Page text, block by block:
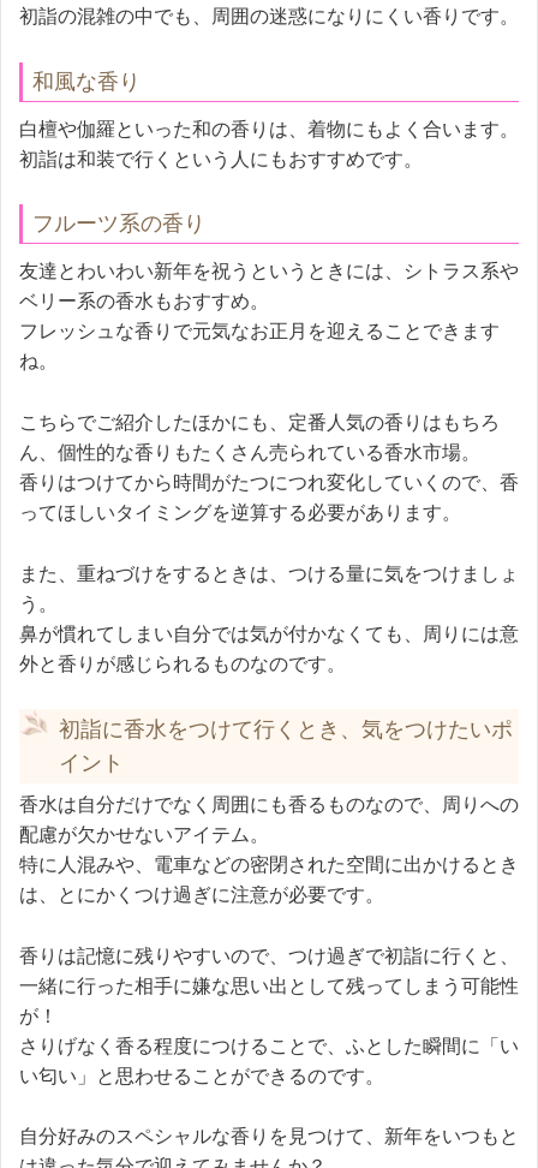
初詣の混雑の中でも、周囲の迷惑になりにくい香りです。
和風な香り
白檀や伽羅といった和の香りは、着物にもよく合います。
初詣は和装で行くという人にもおすすめです。
フルーツ系の香り
友達とわいわい新年を祝うというときには、シトラス系や
ベリー系の香水もおすすめ。
フレッシュな香りで元気なお正月を迎えることできます
ね。
こちらでご紹介したほかにも、定番人気の香りはもちろ
ん、個性的な香りもたくさん売られている香水市場。
香りはつけてから時間がたつにつれ変化していくので、香
ってほしいタイミングを逆算する必要があります。
また、重ねづけをするときは、つける量に気をつけましょ
う。
鼻が慣れてしまい自分では気が付かなくても、周りには意
外と香りが感じられるものなのです。
初詣に香水をつけて行くとき、気をつけたいポ
イント
香水は自分だけでなく周囲にも香るものなので、周りへの
配慮が欠かせないアイテム。
特に人混みや、電車などの密閉された空間に出かけるとき
は、とにかくつけ過ぎに注意が必要です。
香りは記憶に残りやすいので、つけ過ぎで初詣に行くと、
一緒に行った相手に嫌な思い出として残ってしまう可能性
が！
さりげなく香る程度につけることで、ふとした瞬間に「い
い匂い」と思わせることができるのです。
自分好みのスペシャルな香りを見つけて、新年をいつもと